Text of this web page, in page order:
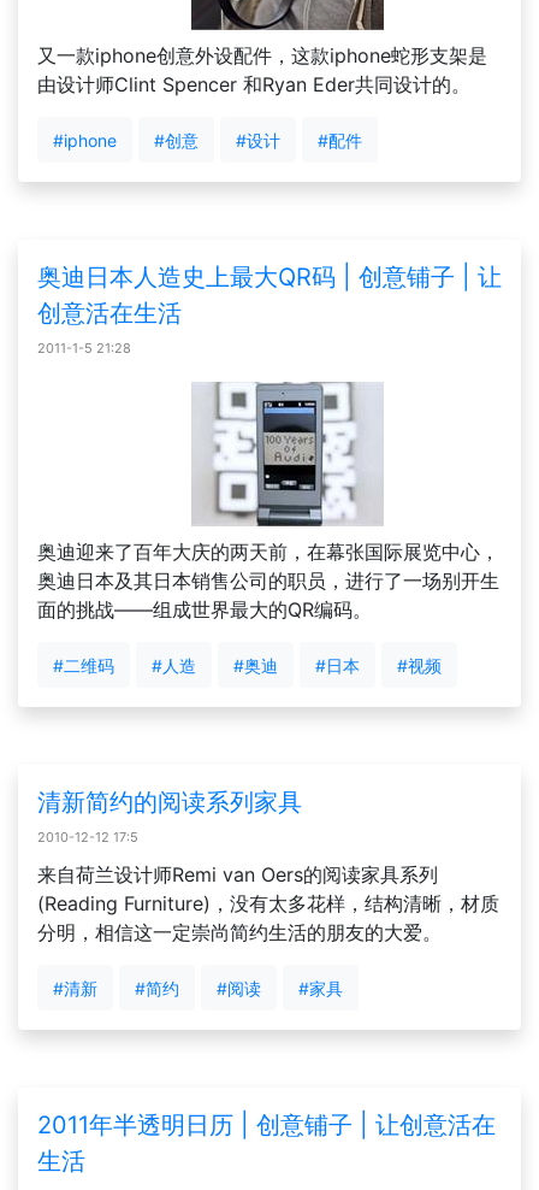
又一款iphone创意外设配件，这款iphone蛇形支架是
由设计师Clint Spencer 和Ryan Eder共同设计的。
#iphone #创意 #设计 #配件
奥迪日本人造史上最大QR码 | 创意铺子 | 让
创意活在生活
2011-1-5 21:28
奥迪迎来了百年大庆的两天前，在幕张国际展览中心，
奥迪日本及其日本销售公司的职员，进行了一场别开生
面的挑战——组成世界最大的QR编码。
#二维码 #人造 #奥迪 #日本 #视频
清新简约的阅读系列家具
2010-12-12 17:5
来自荷兰设计师Remi van Oers的阅读家具系列
(Reading Furniture)，没有太多花样，结构清晰，材质
分明，相信这一定崇尚简约生活的朋友的大爱。
#清新 #简约 #阅读 #家具
2011年半透明日历 | 创意铺子 | 让创意活在
生活